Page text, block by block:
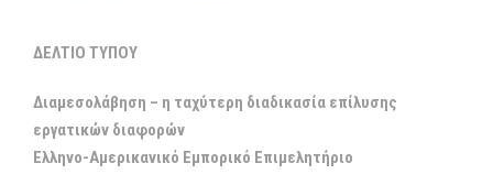
ΔΕΛΤΙΟ ΤΥΠΟΥ
Διαμεσολάβηση – η ταχύτερη διαδικασία επίλυσης
εργατικών διαφορών
Ελληνο-Aμερικανικό Εμπορικό Επιμελητήριο